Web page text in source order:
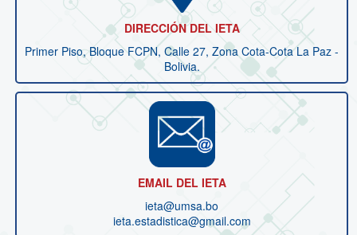
DIRECCIÓN DEL IETA
Primer Piso, Bloque FCPN, Calle 27, Zona Cota-Cota La Paz -
Bolivia.
EMAIL DEL IETA
ieta@umsa.bo
ieta.estadistica@gmail.com